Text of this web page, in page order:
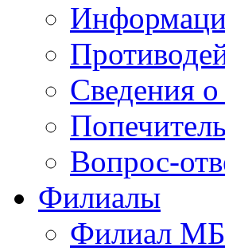
Сведения
Вопрос-
Филиалы
Филиал